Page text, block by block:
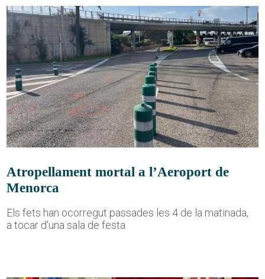
Atropellament mortal a l’Aeroport de
Menorca
Els fets han ocorregut passades les 4 de la matinada,
a tocar d'una sala de festa